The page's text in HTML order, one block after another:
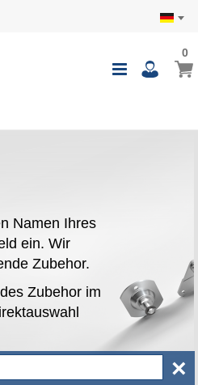
00
Namen Ihres
ein. Wir
Zubehor.
Zubehor im
×